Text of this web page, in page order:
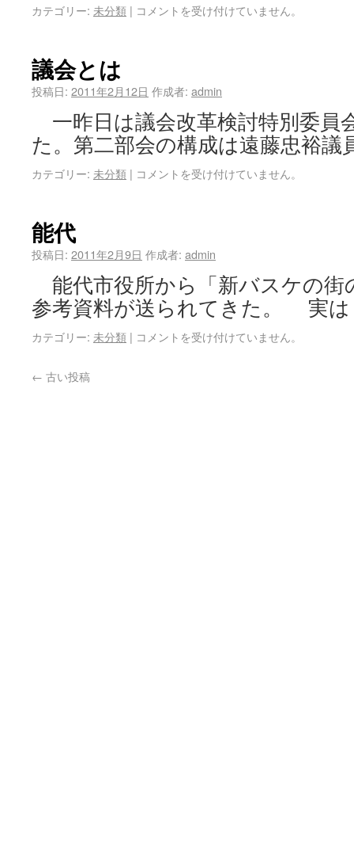
カテゴリー: 未分類 | コメントを受け付けていません。
議会とは
投稿日: 2011年2月12日 作成者: admin
一昨日は議会改革検討特別委員
た。第二部会の構成は遠藤忠裕
カテゴリー: 未分類 | コメントを受け付けていません。
能代
投稿日: 2011年2月9日 作成者: admin
能代市役所から「新バスケの街
参考資料が送られてきた。 実
カテゴリー: 未分類 | コメントを受け付けていません。
← 古い投稿